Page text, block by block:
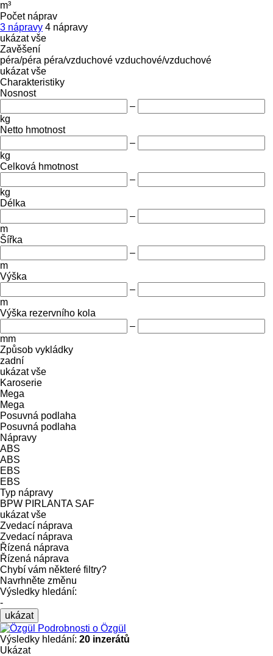
m³
Počet náprav
3 nápravy 4 nápravy
ukázat vše
Zavěšení
péra/péra péra/vzduchové vzduchové/vzduchové
ukázat vše
Charakteristiky
Nosnost
–
kg
Netto hmotnost
–
kg
Celková hmotnost
–
kg
Délka
–
m
Šířka
–
m
Výška
–
m
Výška rezervního kola
–
mm
Způsob vykládky
zadní
ukázat vše
Karoserie
Mega
Mega
Posuvná podlaha
Posuvná podlaha
Nápravy
ABS
ABS
EBS
EBS
Typ nápravy
BPW PIRLANTA SAF
ukázat vše
Zvedací náprava
Zvedací náprava
Řízená náprava
Řízená náprava
Chybí vám některé filtry?
Navrhněte změnu
Výsledky hledání:
-
ukázat
Podrobnosti o Özgül
Výsledky hledání: 20 inzerátů
Ukázat